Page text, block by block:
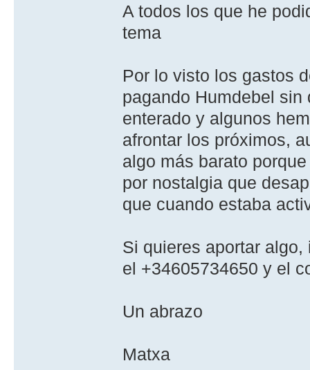
A todos los que he
tema
Por lo visto los gastos
pagando Humdebel
enterado y algunos
afrontar los próximos,
algo más barato
por nostalgia que
que cuando estaba
Si quieres aportar
el +34605734650 y el
Un abrazo
Matxa